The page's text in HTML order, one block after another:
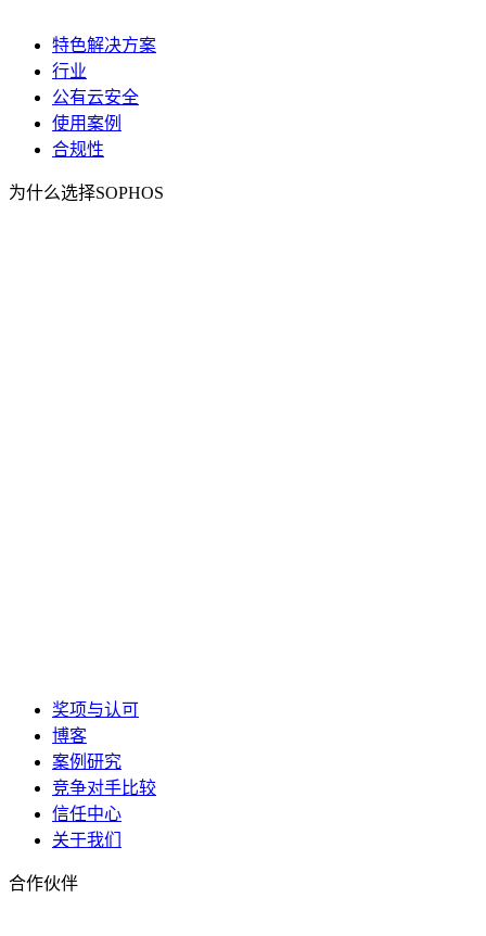
特色解决方案
行业
公有云安全
使用案例
合规性
为什么选择SOPHOS
奖项与认可
博客
案例研究
竞争对手比较
信任中心
关于我们
合作伙伴